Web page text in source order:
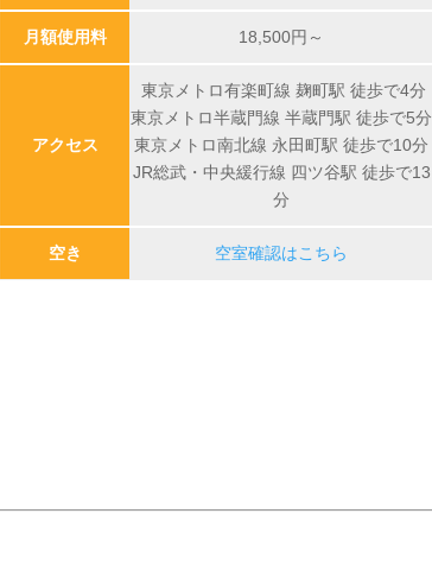
月額使用料 18,500円～
アクセス
東京メトロ有楽町線 麹町駅 徒歩で4分
東京メトロ半蔵門線 半蔵門駅 徒歩で5分
東京メトロ南北線 永田町駅 徒歩で10分
JR総武・中央緩行線 四ツ谷駅 徒歩で13
分
空き 空室確認はこちら